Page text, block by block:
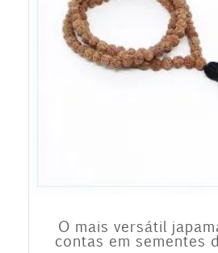
O mais versátil
contas em sementes